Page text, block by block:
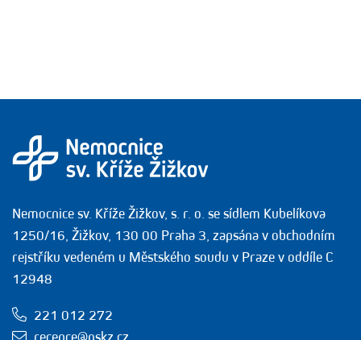
Nemocnice sv. Kříže Žižkov, s. r. o. se sídlem Kubelíkova
1250/16, Žižkov, 130 00 Praha 3, zapsána v obchodním
rejstříku vedeném u Městského soudu v Praze v oddíle C
12948
221 012 272
recepce@nskz.cz